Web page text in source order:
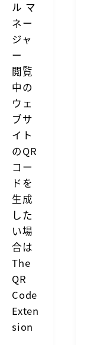
ル マ
ネー
ジャ
ー
閲覧
中の
ウェ
ブサ
イト
のQR
コー
ドを
生成
した
い場
合は
The
QR
Code
Exten
sion